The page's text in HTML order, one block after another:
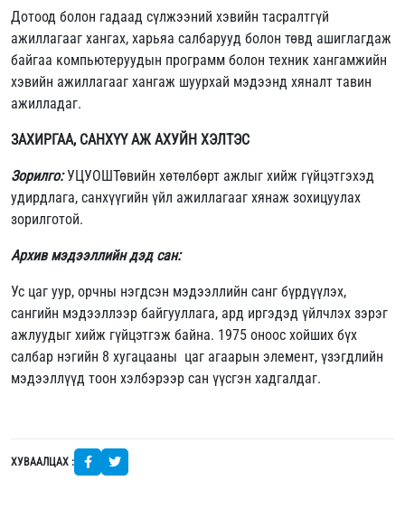
Дотоод болон гадаад сүлжээний хэвийн тасралтгүй
ажиллагааг хангах, харьяа салбарууд болон төвд ашиглагдаж
байгаа компьютеруудын программ болон техник хангамжийн
хэвийн ажиллагааг хангаж шуурхай мэдээнд хяналт тавин
ажилладаг.
ЗАХИРГАА, САНХҮҮ АЖ АХУЙН ХЭЛТЭС
Зорилго:УЦУОШТөвийн хөтөлбөрт ажлыг хийж гүйцэтгэхэд
удирдлага, санхүүгийн үйл ажиллагааг хянаж зохицуулах
зорилготой.
Архив мэдээллийн дэд сан:
Ус цаг уур, орчны нэгдсэн мэдээллийн санг бүрдүүлэх,
сангийн мэдээллээр байгууллага, ард иргэдэд үйлчлэх зэрэг
ажлуудыг хийж гүйцэтгэж байна. 1975 оноос хойших бүх
салбар нэгийн 8 хугацааны цаг агаарын элемент, үзэгдлийн
мэдээллүүд тоон хэлбэрээр сан үүсгэн хадгалдаг.
ХУВААЛЦАХ :